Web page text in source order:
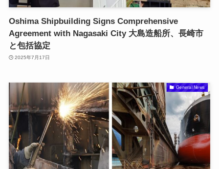
Oshima Shipbuilding Signs Comprehensive
Agreement with Nagasaki City 大島造船所、長崎市
と包括協定
2025年7月17日
General News